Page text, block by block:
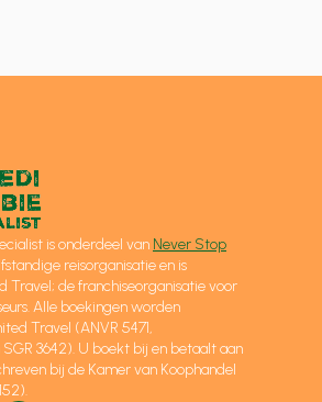
is onderdeel van Never Stop
reisorganisatie en is
Travel; de franchiseorganisatie voor
Alle boekingen worden
Travel (ANVR 5471,
3642). U boekt bij en betaalt aan
bij de Kamer van Koophandel